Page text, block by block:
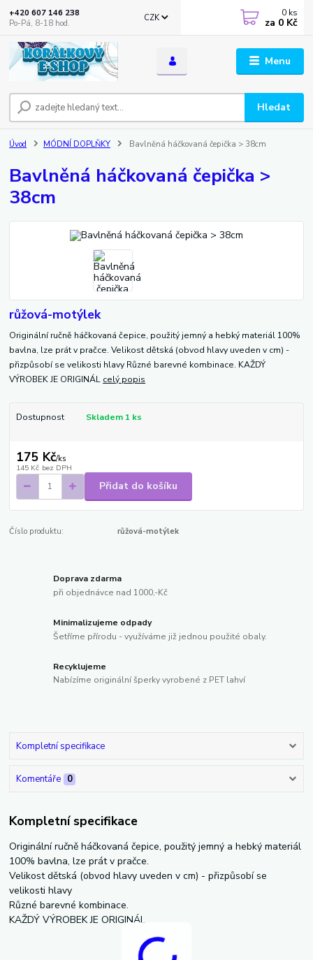
Menu
CZK
Hledat
+420 607 146 238
Po-Pá, 8-18 hod.
0 ks
za 0 Kč
Úvod MÓDNÍ DOPLŇKY Bavlněná háčkovaná čepička > 38cm
Bavlněná háčkovaná čepička >
38cm
růžová-motýlek
Originální ručně háčkovaná čepice, použitý jemný a hebký materiál 100%
bavlna, lze prát v pračce. Velikost dětská (obvod hlavy uveden v cm) -
přizpůsobí se velikosti hlavy Různé barevné kombinace. KAŽDÝ
VÝROBEK JE ORIGINÁL celý popis
Dostupnost Skladem 1 ks
175 Kč/ks
145 Kč bez DPH
Přidat do košíku
Číslo produktu: růžová-motýlek
Doprava zdarma
při objednávce nad 1000,-Kč
Minimalizujeme odpady
Šetříme přírodu - využíváme již jednou použité obaly.
Recyklujeme
Nabízíme originální šperky vyrobené z PET lahví
Kompletní specifikace
Komentáře 0
Kompletní specifikace
Originální ručně háčkovaná čepice, použitý jemný a hebký materiál
100% bavlna, lze prát v pračce.
Velikost dětská (obvod hlavy uveden v cm) - přizpůsobí se
velikosti hlavy
Různé barevné kombinace.
KAŽDÝ VÝROBEK JE ORIGINÁL